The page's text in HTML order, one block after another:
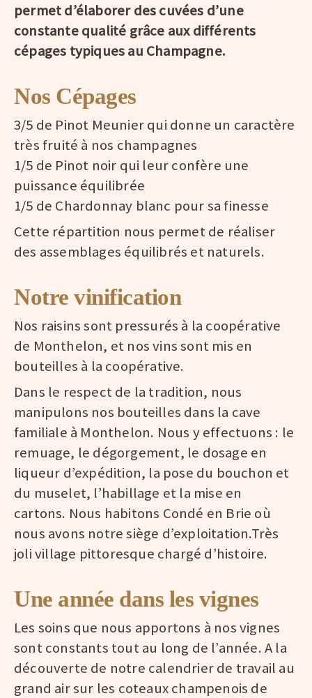
permet d’élaborer des cuvées d’une
constante qualité grâce aux différents
cépages typiques au Champagne.
Nos Cépages
3/5 de Pinot Meunier qui donne un caractère
très fruité à nos champagnes
1/5 de Pinot noir qui leur confère une
puissance équilibrée
1/5 de Chardonnay blanc pour sa finesse
Cette répartition nous permet de réaliser
des assemblages équilibrés et naturels.
Notre vinification
Nos raisins sont pressurés à la coopérative
de Monthelon, et nos vins sont mis en
bouteilles à la coopérative.
Dans le respect de la tradition, nous
manipulons nos bouteilles dans la cave
familiale à Monthelon. Nous y effectuons : le
remuage, le dégorgement, le dosage en
liqueur d’expédition, la pose du bouchon et
du muselet, l’habillage et la mise en
cartons. Nous habitons Condé en Brie où
nous avons notre siège d’exploitation.Très
joli village pittoresque chargé d’histoire.
Une année dans les vignes
Les soins que nous apportons à nos vignes
sont constants tout au long de l’année. A la
découverte de notre calendrier de travail au
grand air sur les coteaux champenois de